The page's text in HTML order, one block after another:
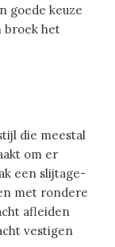
goede keuze
broek het
die meestal
om er
een slijtage-
met rondere
afleiden
vestigen